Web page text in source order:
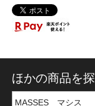
ほかの商品を